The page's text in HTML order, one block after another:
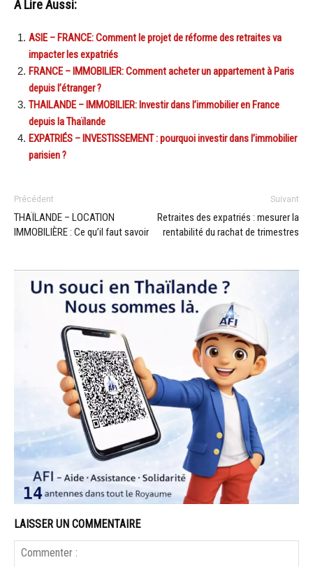
A Lire Aussi:
ASIE – FRANCE: Comment le projet de réforme des retraites va
impacter les expatriés
FRANCE – IMMOBILIER: Comment acheter un appartement à Paris
depuis l’étranger ?
THAILANDE – IMMOBILIER: Investir dans l’immobilier en France
depuis la Thaïlande
EXPATRIÉS – INVESTISSEMENT : pourquoi investir dans l’immobilier
parisien ?
Précédent
THAÏLANDE – LOCATION
IMMOBILIÈRE : Ce qu’il faut savoir
Suivant
Retraites des expatriés : mesurer la
rentabilité du rachat de trimestres
LAISSER UN COMMENTAIRE